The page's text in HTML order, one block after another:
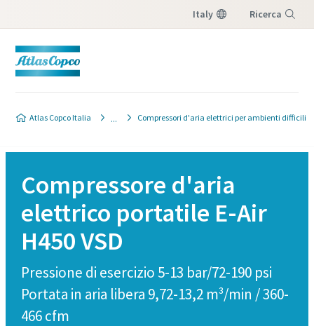
Italy Ricerca
Atlas Copco Italia Compressori d'aria elettrici per ambienti difficili
Compressore d'aria
elettrico portatile E-Air
H450 VSD
Pressione di esercizio 5-13 bar/72-190 psi
Portata in aria libera 9,72-13,2 m³/min / 360-
466 cfm
Richiesta d'informazioni
Dati personali
Cognome